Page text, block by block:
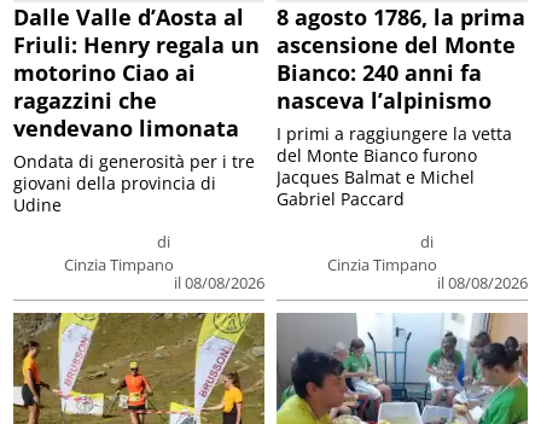
Dalle Valle d’Aosta al
Friuli: Henry regala un
motorino Ciao ai
ragazzini che
vendevano limonata
di
Cinzia Timpano
il 08/08/2026
Ondata di generosità per i tre
giovani della provincia di
Udine
8 agosto 1786, la prima
ascensione del Monte
Bianco: 240 anni fa
nasceva l’alpinismo
di
Cinzia Timpano
il 08/08/2026
I primi a raggiungere la vetta
del Monte Bianco furono
Jacques Balmat e Michel
Gabriel Paccard